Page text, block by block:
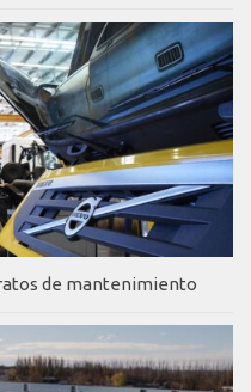
de mantenimiento